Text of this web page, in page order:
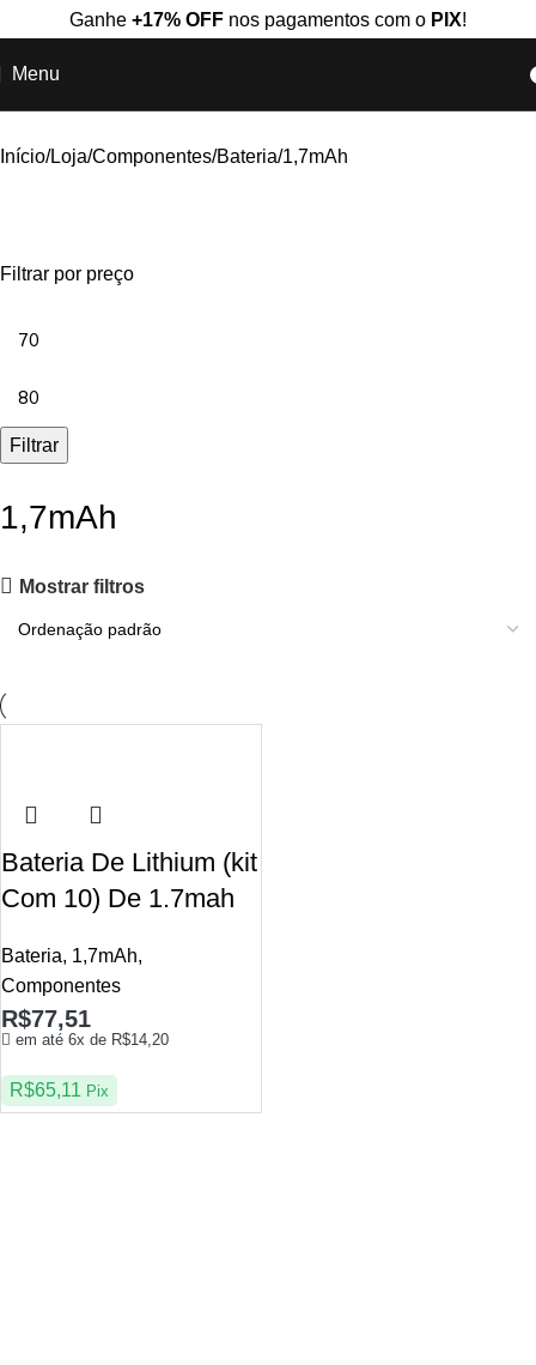
Ganhe +17% OFF nos pagamentos com o PIX!
Menu
Início Loja Componentes Bateria 1,7mAh
Filtrar por preço
Filtrar
1,7mAh
Mostrar filtros
Bateria De Lithium (kit
Com 10) De 1.7mah
Bateria, 1,7mAh,
Componentes
R$77,51
em até 6x de R$14,20
R$65,11 Pix